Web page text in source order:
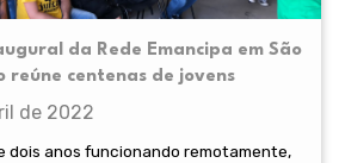
da Rede Emancipa em São
reúne centenas de jovens
de 2022
dois anos funcionando remotamente,